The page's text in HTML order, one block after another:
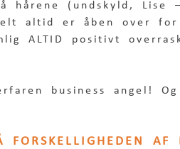
hårene (undskyld,
altid er åben over for
ALTID positivt
business angel!
FORSKELLIGHEDEN AF